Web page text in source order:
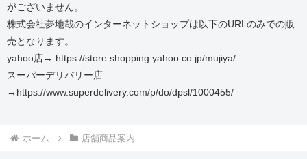
がございません。
株式会社夢地哉のインターネットショップは以下のURLのみでの販
売となります。
yahoo店→ https://store.shopping.yahoo.co.jp/mujiya/
スーパーデリバリー店
→https://www.superdelivery.com/p/do/dpsl/1000455/
ホーム 店舗商品案内